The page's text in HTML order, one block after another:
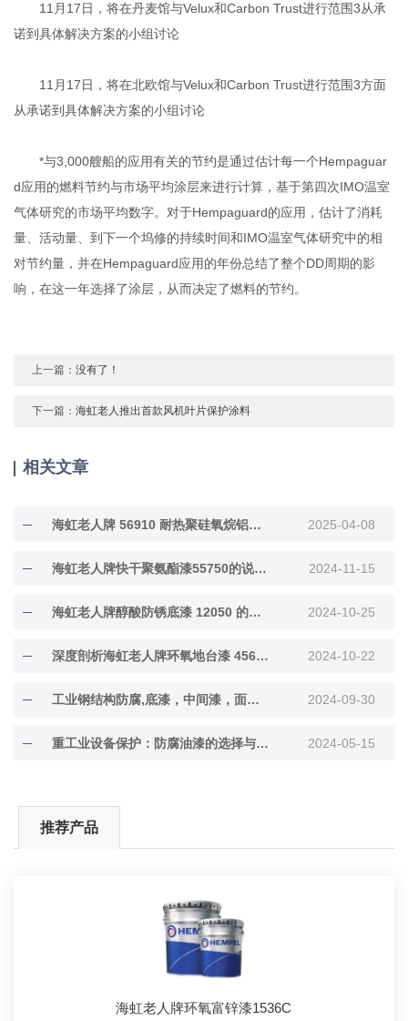
11月17日，将在丹麦馆与Velux和Carbon Trust进行范围3从承
诺到具体解决方案的小组讨论
11月17日，将在北欧馆与Velux和Carbon Trust进行范围3方面
从承诺到具体解决方案的小组讨论
*与3,000艘船的应用有关的节约是通过估计每一个Hempaguar
d应用的燃料节约与市场平均涂层来进行计算，基于第四次IMO温室
气体研究的市场平均数字。对于Hempaguard的应用，估计了消耗
量、活动量、到下一个坞修的持续时间和IMO温室气体研究中的相
对节约量，并在Hempaguard应用的年份总结了整个DD周期的影
响，在这一年选择了涂层，从而决定了燃料的节约。
上一篇：没有了！
下一篇：海虹老人推出首款风机叶片保护涂料
相关文章
海虹老人牌 56910 耐热聚硅氧烷铝粉漆深度解··· 2025-04-08
海虹老人牌快干聚氨酯漆55750的说明书内容 2024-11-15
海虹老人牌醇酸防锈底漆 12050 的防护功效大··· 2024-10-25
深度剖析海虹老人牌环氧地台漆 45660 的特点··· 2024-10-22
工业钢结构防腐,底漆，中间漆，面漆膜厚涂多少厚 2024-09-30
重工业设备保护：防腐油漆的选择与评估标准 2024-05-15
推荐产品
海虹老人牌环氧富锌漆1536C